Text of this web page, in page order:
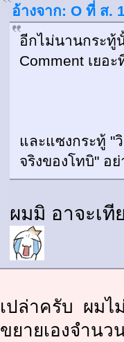
อ้างจาก: O ที่ ส.
อีกไม่นานกระทู้
Comment เยอ
และแซงกระทู้ "
จริงของโทบิ" อ
ผมมิ อาจะเ
เปล่าครับ ผมไ
ขยายเองจำน